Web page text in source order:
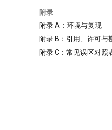
附录
附录 A：环境与复现
附录 B：引用、许可与
附录 C：常见误区对照